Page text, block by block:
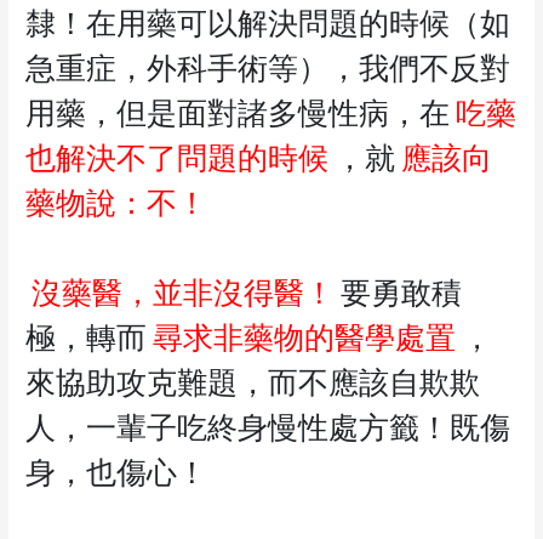
隸！在用藥可以解決問題的時候（如
急重症，外科手術等），我們不反對
用藥，但是面對諸多慢性病，在 吃藥
也解決不了問題的時候 ，就 應該向
藥物說：不！
沒藥醫，並非沒得醫！ 要勇敢積
極，轉而尋求非藥物的醫學處置 ，
來協助攻克難題，而不應該自欺欺
人，一輩子吃終身慢性處方籤！既傷
身，也傷心！